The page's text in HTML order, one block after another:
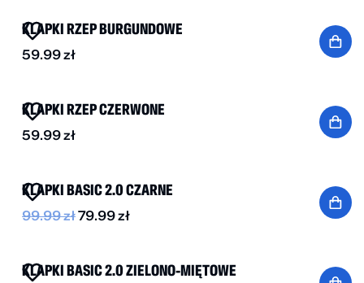
KLAPKI RZEP BURGUNDOWE
59.99zł
KLAPKI RZEP CZERWONE
59.99zł
KLAPKI BASIC 2.0 CZARNE
99.99zł79.99zł
KLAPKI BASIC 2.0 ZIELONO-MIĘTOWE